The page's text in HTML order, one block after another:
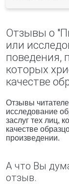
Отзывы о
или
поведения,
которых
качестве
Отзывы
исследование
заслуг тех лиц,
качестве
произведении.
А что Вы
отзыв.